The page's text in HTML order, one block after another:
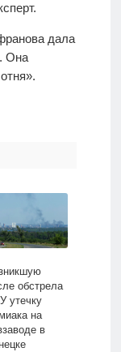
дала
Она
обстрела
утечку
на
в